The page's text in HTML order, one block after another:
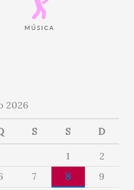
2026
S S D
1
2
7 8
9